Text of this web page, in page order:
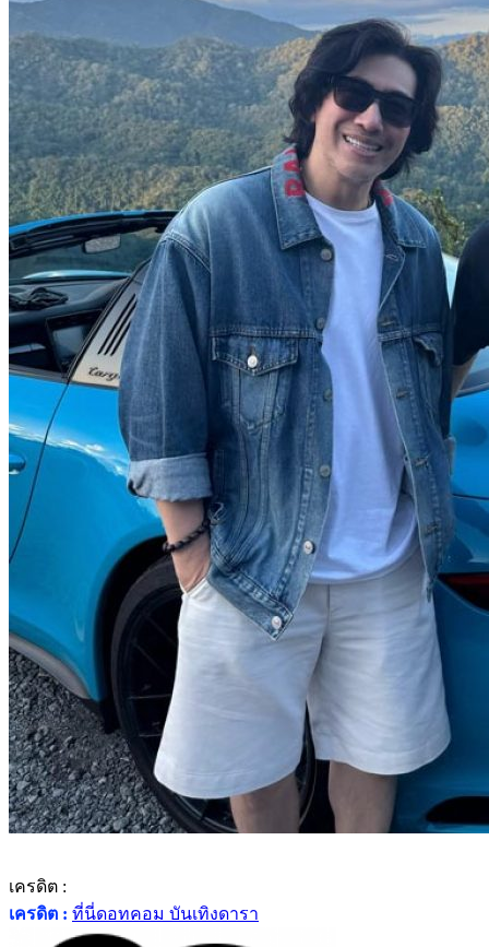
เครดิต :
เครดิต : ที่นี่ดอทคอม บันเทิงดารา